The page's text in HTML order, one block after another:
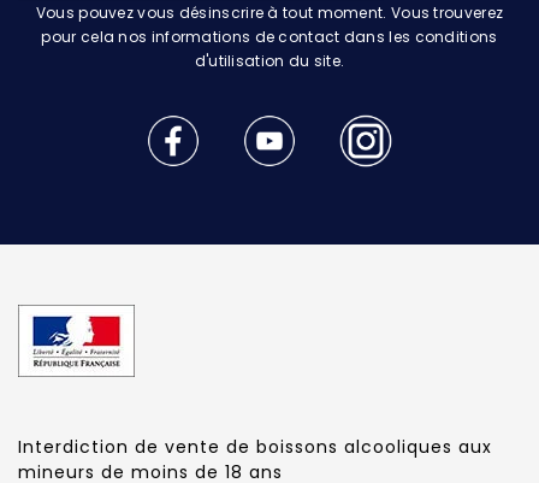
Vous pouvez vous désinscrire à tout moment. Vous trouverez
pour cela nos informations de contact dans les conditions
d'utilisation du site.
Interdiction de vente de boissons alcooliques aux
mineurs de moins de 18 ans